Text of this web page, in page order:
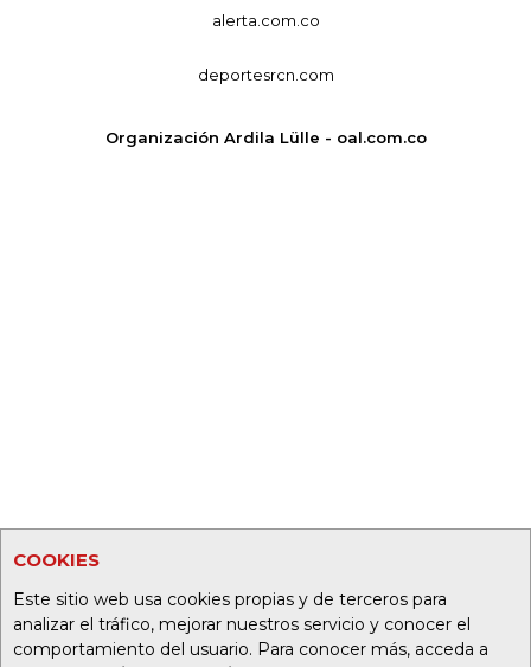
COOKIES
Este sitio web usa cookies propias y de terceros para
analizar el tráfico, mejorar nuestros servicio y conocer el
comportamiento del usuario. Para conocer más, acceda a
alerta.com.co
deportesrcn.com
Organización Ardila Lülle - oal.com.co